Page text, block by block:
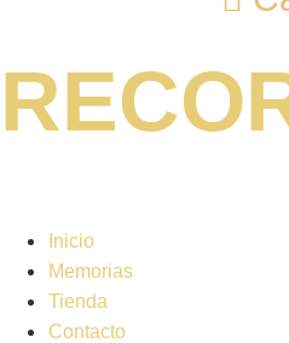
Inicio
Memorias
Tienda
Contacto